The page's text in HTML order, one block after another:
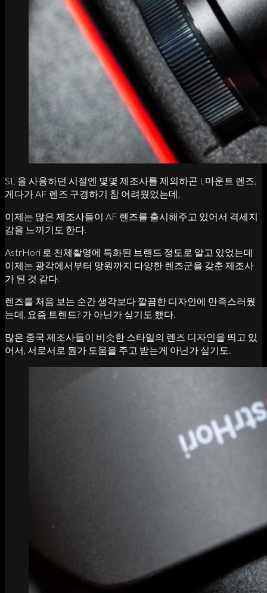
SL 을 사용하던 시절엔 몇몇 제조사를 제외하곤 L마운트 렌즈,
게다가 AF 렌즈 구경하기 참 어려웠었는데,
이제는 많은 제조사들이 AF 렌즈를 출시해주고 있어서 격세지
감을 느끼기도 한다.
AstrHori 로 천체촬영에 특화된 브랜드 정도로 알고 있었는데
이제는 광각에서부터 망원까지 다양한 렌즈군을 갖춘 제조사
가 된 것 같다.
렌즈를 처음 보는 순간 생각보다 깔끔한 디자인에 만족스러웠
는데, 요즘 트렌드? 가 아닌가 싶기도 했다.
많은 중국 제조사들이 비슷한 스타일의 렌즈 디자인을 띄고 있
어서, 서로서로 뭔가 도움을 주고 받는게 아닌가 싶기도.